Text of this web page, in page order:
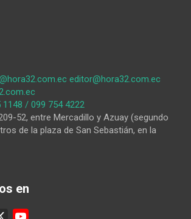
editor@hora32.com.ec
1148 / 099 754 4222
52, entre Mercadillo y Azuay (segundo
de la plaza de San Sebastián, en la
en